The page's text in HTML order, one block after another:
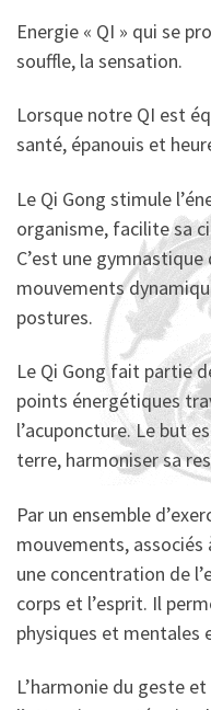
Energie « QI » qui se
souffle, la sensation.
Lorsque notre QI est
santé, épanouis et
Le Qi Gong stimule
organisme, facilite sa
C’est une
mouvements
postures.
Le Qi Gong fait partie
points énergétiques
l’acuponcture. Le but
terre, harmoniser sa
Par un ensemble
mouvements,
une concentration de
corps et l’esprit. Il
physiques et mentales
L’harmonie du geste